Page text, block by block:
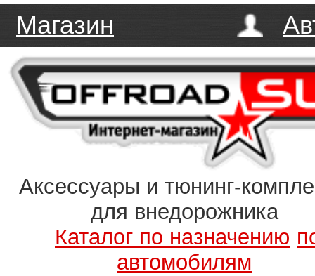
Магазин
Аксессуары и тюнинг-
для внедорожника
Каталог по назначению
автомобилям